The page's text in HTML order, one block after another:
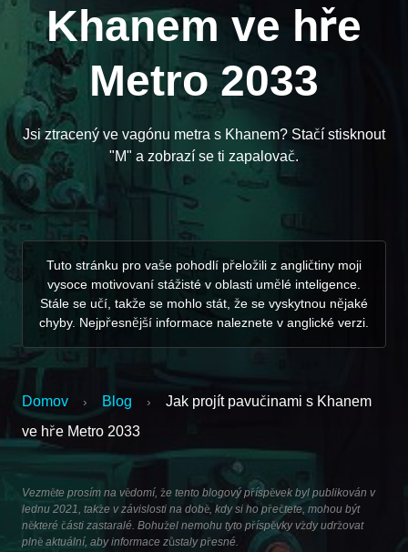
Khanem ve hře
Metro 2033
Jsi ztracený ve vagónu metra s Khanem? Stačí stisknout
"M" a zobrazí se ti zapalovač.
Tuto stránku pro vaše pohodlí přeložili z angličtiny moji
vysoce motivovaní stážisté v oblasti umělé inteligence.
Stále se učí, takže se mohlo stát, že se vyskytnou nějaké
chyby. Nejpřesnější informace naleznete v anglické verzi.
Domov › Blog ›
Jak projít pavučinami s Khanem
ve hře Metro 2033
Vezměte prosím na vědomí, že tento blogový příspěvek byl publikován v
lednu 2021, takže v závislosti na době, kdy si ho přečtete, mohou být
některé části zastaralé. Bohužel nemohu tyto příspěvky vždy udržovat
plně aktuální, aby informace zůstaly přesné.